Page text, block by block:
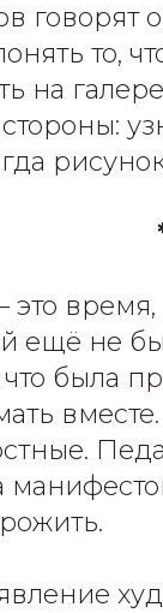
говорят
то,
на
ещё не
была